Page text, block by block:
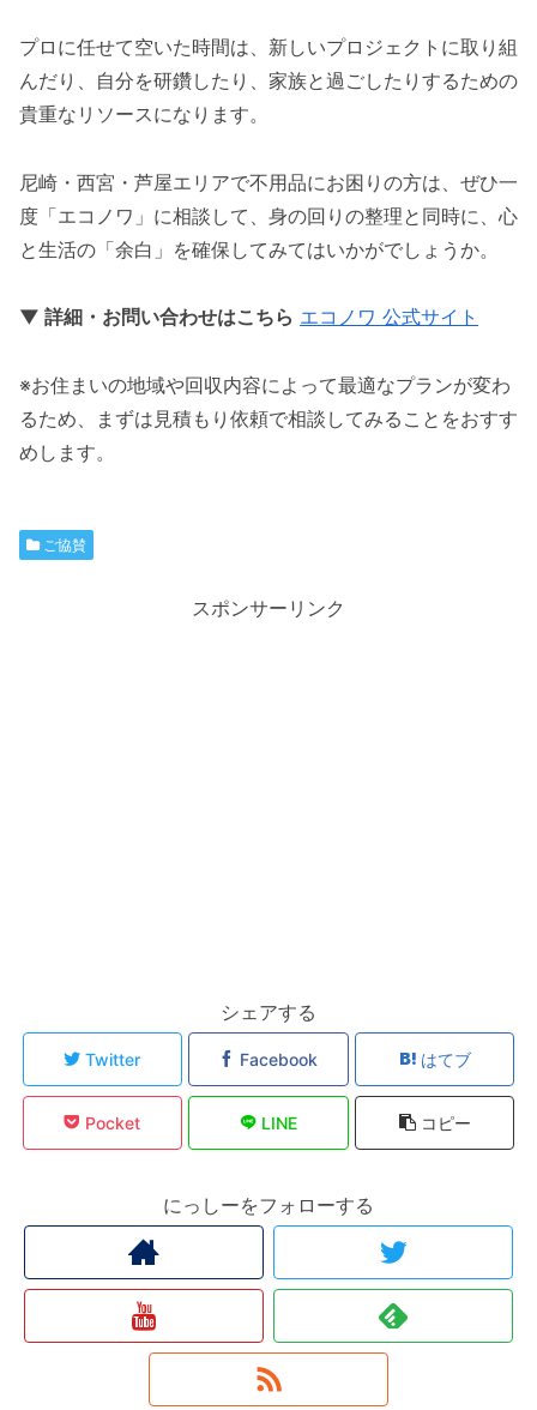
プロに任せて空いた時間は、新しいプロジェクトに取り組
んだり、自分を研鑽したり、家族と過ごしたりするための
貴重なリソースになります。
尼崎・西宮・芦屋エリアで不用品にお困りの方は、ぜひ一
度「エコノワ」に相談して、身の回りの整理と同時に、心
と生活の「余白」を確保してみてはいかがでしょうか。
▼ 詳細・お問い合わせはこちら エコノワ 公式サイト
※お住まいの地域や回収内容によって最適なプランが変わ
るため、まずは見積もり依頼で相談してみることをおすす
めします。
ご協賛
スポンサーリンク
シェアする
Twitter Facebook はてブ
Pocket LINE コピー
にっしーをフォローする